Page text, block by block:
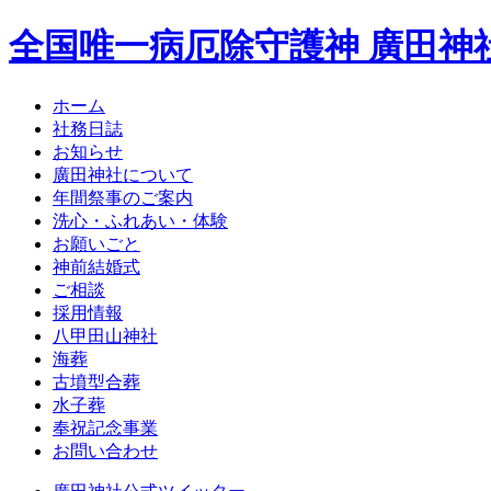
全国唯一病厄除守護神 廣田神
ホーム
社務日誌
お知らせ
廣田神社について
年間祭事のご案内
洗心・ふれあい・体験
お願いごと
神前結婚式
ご相談
採用情報
八甲田山神社
海葬
古墳型合葬
水子葬
奉祝記念事業
お問い合わせ